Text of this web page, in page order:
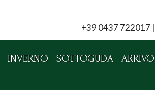
+39 0437 722017 |
INVERNO SOTTOGUDA ARRIVO